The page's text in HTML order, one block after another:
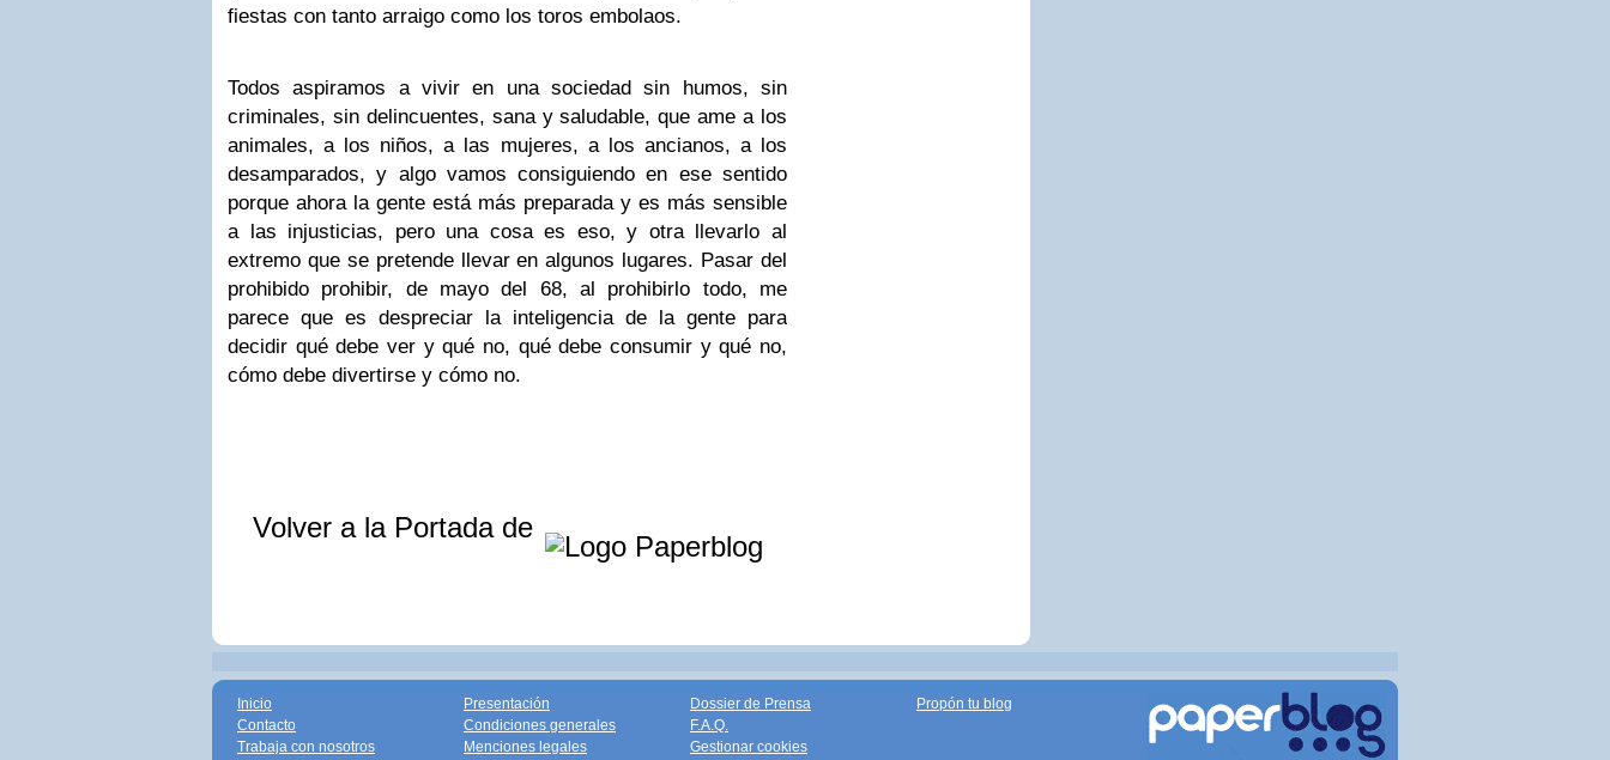
fiestas con tanto arraigo como los toros embolaos.
Todos aspiramos a vivir en una sociedad sin humos, sin
criminales, sin delincuentes, sana y saludable, que ame a los
animales, a los niños, a las mujeres, a los ancianos, a los
desamparados, y algo vamos consiguiendo en ese sentido
porque ahora la gente está más preparada y es más sensible
a las injusticias, pero una cosa es eso, y otra llevarlo al
extremo que se pretende llevar en algunos lugares. Pasar del
prohibido prohibir, de mayo del 68, al prohibirlo todo, me
parece que es despreciar la inteligencia de la gente para
decidir qué debe ver y qué no, qué debe consumir y qué no,
cómo debe divertirse y cómo no.
Volver a la Portada de
Inicio
Contacto
Trabaja con nosotros
Presentación
Condiciones generales
Menciones legales
Dossier de Prensa
F.A.Q.
Gestionar cookies
Propón tu blog